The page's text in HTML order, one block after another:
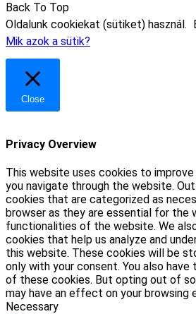
Back To Top
Oldalunk cookiekat (sütiket) használ.
Mik azok a sütik?
Close
Privacy Overview
This website uses cookies to
you navigate through the website.
cookies that are categorized as
browser as they are essential for the
functionalities of the website. We
cookies that help us analyze and
this website. These cookies will be
only with your consent. You also
of these cookies. But opting out of
may have an effect on your browsing
Necessary